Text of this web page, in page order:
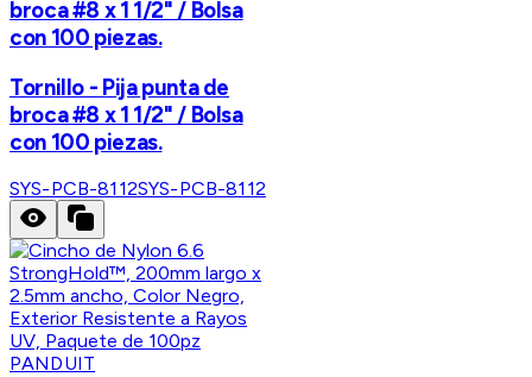
broca #8 x 1 1/2" / Bolsa
con 100 piezas.
Tornillo - Pija punta de
broca #8 x 1 1/2" / Bolsa
con 100 piezas.
SYS-PCB-8112SYS-PCB-8112
PANDUIT